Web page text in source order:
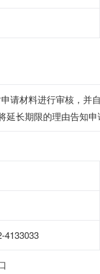
请材料进行审核，
长期限的理由告知申
4133033